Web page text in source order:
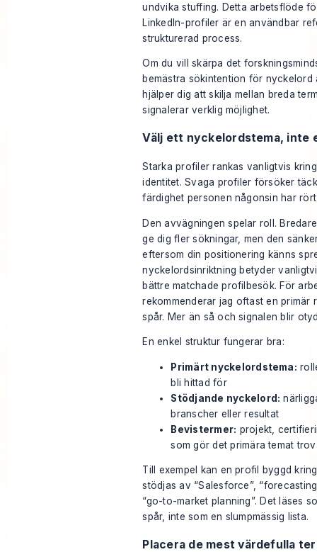
undvika stuffing. Dettaarbetsflöde
LinkedIn-profiler är en användbar
strukturerad process.
Om du vill skärpa det
bemästra sökintention för nyckelord
hjälper dig att skilja mellan breda
signalerar verklig möjlighet.
Välj ett nyckelordstema, inte
Starka profiler rankas vanligtvis
identitet. Svaga profiler försöker
färdighet personen någonsin har
Den avvägningen spelar roll.
ge dig fler sökningar, men den
eftersom din positionering känns
nyckelordsinriktning betyder
bättre matchade profilbesök. För
rekommenderar jag oftast en primär
spår. Mer än så och signalen blir
En enkel struktur fungerar bra:
Primärt nyckelordstema:
bli hittad för
Stödjande nyckelord:
branscher eller resultat
Bevistermer: projekt,
som gör det primära temat
Till exempel kan en profil byggd
stödjas av “Salesforce”,
“go-to-market planning”. Det läses
spår, inte som en slumpmässig lista.
Placera de mest värdefulla